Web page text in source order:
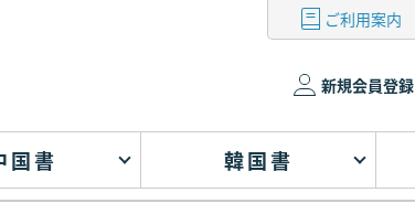
ご利用案内
新規会員登録
国書 韓国書